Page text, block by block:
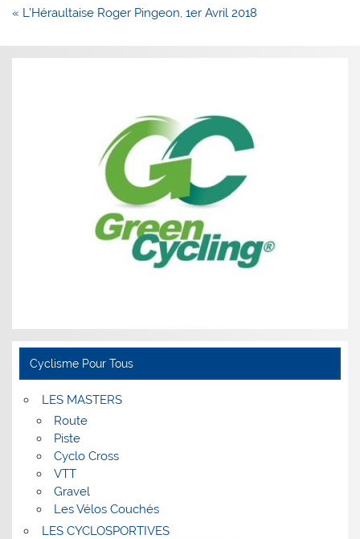
Navigation
l’article
« L’Héraultaise Roger Pingeon, 1er Avril 2018
Cyclisme Pour Tous
LES MASTERS
Route
Piste
Cyclo Cross
VTT
Gravel
Les Vélos Couchés
LES CYCLOSPORTIVES